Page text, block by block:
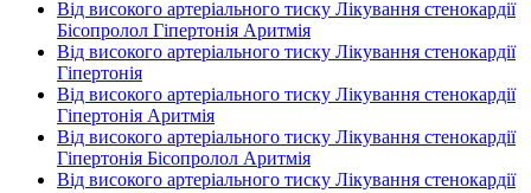
Від високого артеріального тиску Лікування стенокардії
Бісопролол Гіпертонія Аритмія
Від високого артеріального тиску Лікування стенокардії
Гіпертонія
Від високого артеріального тиску Лікування стенокардії
Гіпертонія Аритмія
Від високого артеріального тиску Лікування стенокардії
Гіпертонія Бісопролол Аритмія
Від високого артеріального тиску Лікування стенокардії